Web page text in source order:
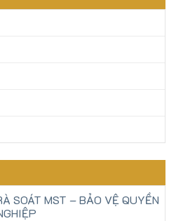
SOÁT MST – BẢO VỆ QUYỀN